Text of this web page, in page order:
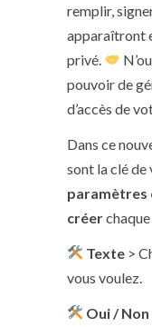
remplir,
apparaîtront
privé.
pouvoir de
d’accès de
Dans ce
sont la clé de
paramètres
créer
Texte >
vous voulez.
Oui / Non